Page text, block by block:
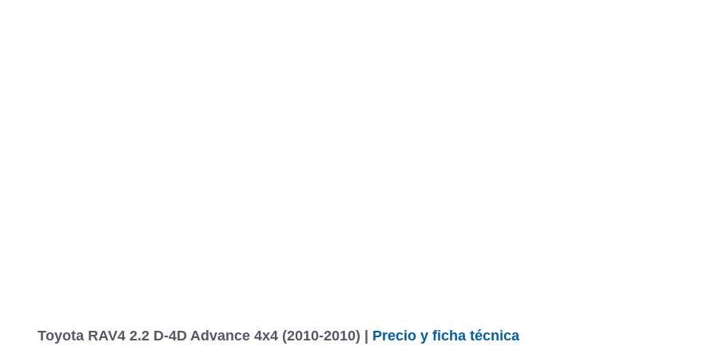
Toyota RAV4 2.2 D-4D Advance 4x4 (2010-2010) | Precio y ficha técnica